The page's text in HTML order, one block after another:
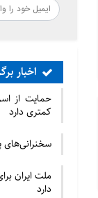
اخبار
حمایت از
کمتری دارد
ملت ایران
دارد